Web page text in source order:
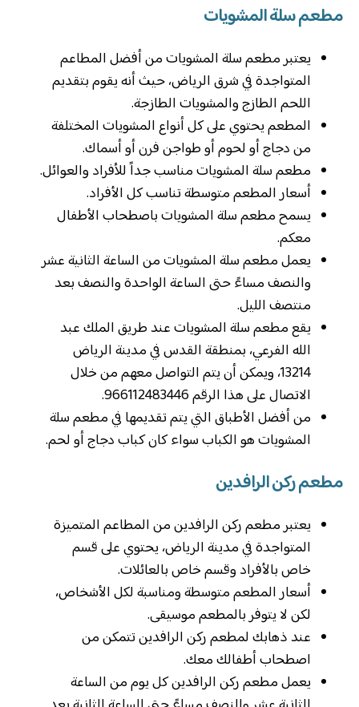
مطعم سلة المشويات
يعتبر مطعم سلة المشويات من أفضل المطاعم
المتواجدة في شرق الرياض، حيث أنه يقوم بتقديم
اللحم الطازج والمشويات الطازجة.
المطعم يحتوي على كل أنواع المشويات المختلفة
من دجاج أو لحوم أو طواجن فرن أو أسماك.
مطعم سلة المشويات مناسب جداً للأفراد والعوائل.
أسعار المطعم متوسطة تناسب كل الأفراد.
يسمح مطعم سلة المشويات باصطحاب الأطفال
معكم.
يعمل مطعم سلة المشويات من الساعة الثانية عشر
والنصف مساءً حتى الساعة الواحدة والنصف بعد
منتصف الليل.
يقع مطعم سلة المشويات عند طريق الملك عبد
الله الفرعي، بمنطقة القدس في مدينة الرياض
13214، ويمكن أن يتم التواصل معهم من خلال
الاتصال على هذا الرقم 966112483446.
من أفضل الأطباق التي يتم تقديمها في مطعم سلة
المشويات هو الكباب سواء كان كباب دجاج أو لحم.
مطعم ركن الرافدين
يعتبر مطعم ركن الرافدين من المطاعم المتميزة
المتواجدة في مدينة الرياض، يحتوي على قسم
خاص بالأفراد وقسم خاص بالعائلات.
أسعار المطعم متوسطة ومناسبة لكل الأشخاص،
لكن لا يتوفر بالمطعم موسيقى.
عند ذهابك لمطعم ركن الرافدين تتمكن من
اصطحاب أطفالك معك.
يعمل مطعم ركن الرافدين كل يوم من الساعة